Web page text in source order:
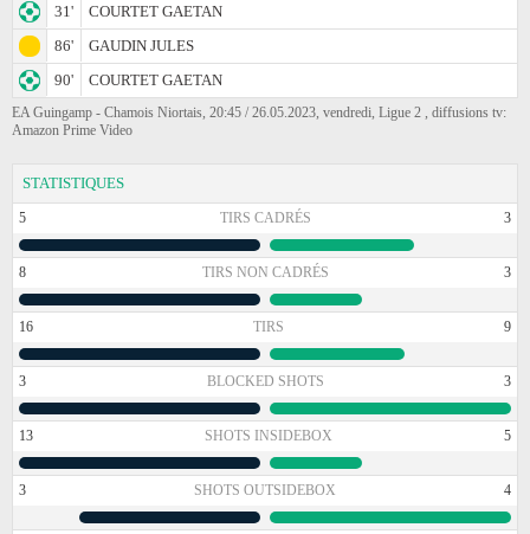
31'
COURTET GAETAN
86'
GAUDIN JULES
90'
COURTET GAETAN
EA Guingamp - Chamois Niortais, 20:45 / 26.05.2023, vendredi, Ligue 2 , diffusions tv:
Amazon Prime Video
STATISTIQUES
5 TIRS CADRÉS 3
8 TIRS NON CADRÉS 3
16 TIRS 9
3 BLOCKED SHOTS 3
13 SHOTS INSIDEBOX 5
3 SHOTS OUTSIDEBOX 4